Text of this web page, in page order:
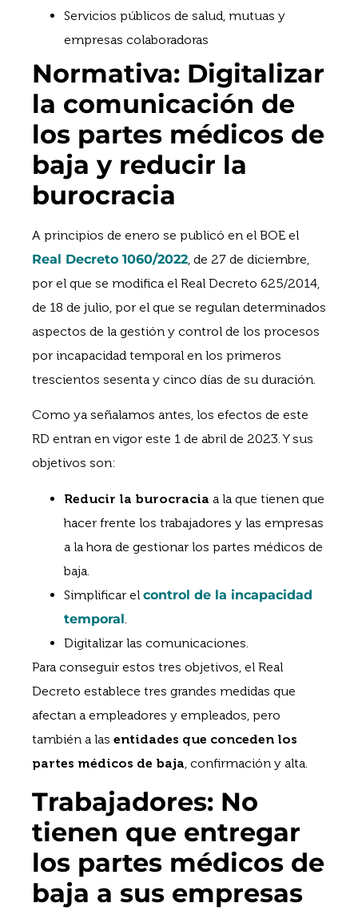
Servicios públicos de salud, mutuas y
empresas colaboradoras
Normativa: Digitalizar
la comunicación de
los partes médicos de
baja y reducir la
burocracia
A principios de enero se publicó en el BOE el
Real Decreto 1060/2022, de 27 de diciembre,
por el que se modifica el Real Decreto 625/2014,
de 18 de julio, por el que se regulan determinados
aspectos de la gestión y control de los procesos
por incapacidad temporal en los primeros
trescientos sesenta y cinco días de su duración.
Como ya señalamos antes, los efectos de este
RD entran en vigor este 1 de abril de 2023. Y sus
objetivos son:
Reducir la burocracia a la que tienen que
hacer frente los trabajadores y las empresas
a la hora de gestionar los partes médicos de
baja.
Simplificar el control de la incapacidad
temporal
Digitalizar las comunicaciones.
Para conseguir estos tres objetivos, el Real
Decreto establece tres grandes medidas que
afectan a empleadores y empleados, pero
también a las entidades que conceden los
partes médicos de baja , confirmación y alta.
Trabajadores: No
tienen que entregar
los partes médicos de
baja a sus empresas